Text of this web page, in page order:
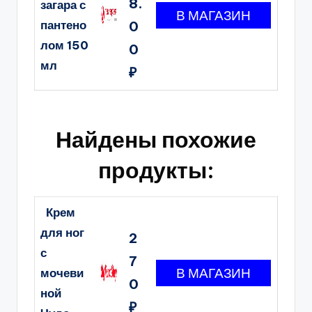
загара с
пантено
лом 150
мл
0
0
₽
Найдены похожие
продукты:
Крем
для ног
с
мочеви
ной
2
7
0
₽